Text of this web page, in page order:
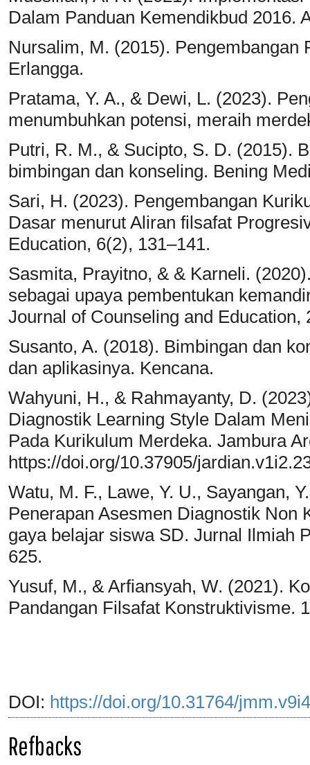
Dalam Panduan Kemendikbud 2016.
Nursalim, M. (2015). Pengembangan
Erlangga.
Pratama, Y. A., & Dewi, L. (2023).
menumbuhkan potensi, meraih
Putri, R. M., & Sucipto, S. D. (2015).
bimbingan dan konseling. Bening
Sari, H. (2023). Pengembangan
Dasar menurut Aliran filsafat
Education, 6(2), 131–141.
Sasmita, Prayitno, & & Karneli.
sebagai upaya pembentukan
Journal of Counseling and Education,
Susanto, A. (2018). Bimbingan dan
dan aplikasinya. Kencana.
Wahyuni, H., & Rahmayanty, D.
Diagnostik Learning Style Dalam
Pada Kurikulum Merdeka. Jambura
https://doi.org/10.37905/
Watu, M. F., Lawe, Y. U., Sayangan,
Penerapan Asesmen Diagnostik Non
gaya belajar siswa SD. Jurnal Ilmiah
625.
Yusuf, M., & Arfiansyah, W. (2021).
Pandangan Filsafat Konstruktivisme.
DOI: https://doi.org/10.31764/
Refbacks